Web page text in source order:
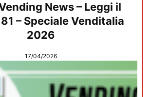
News – Leggi il
– Speciale Venditalia
2026
17/04/2026